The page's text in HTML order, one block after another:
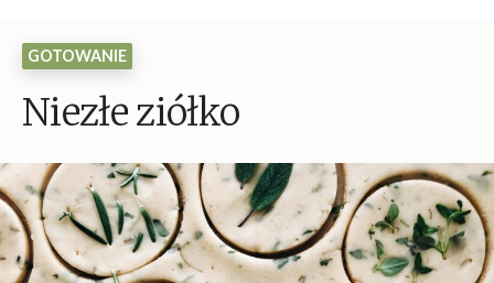
GOTOWANIE
Niezłe ziółko